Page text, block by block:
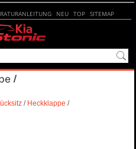
NEU TOP SITEMAP
/
/ Heckklappe /